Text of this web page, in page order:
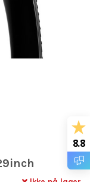
8.8